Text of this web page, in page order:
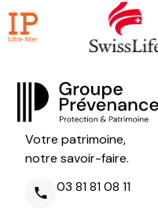
Votre patrimoine,
notre savoir-faire.
03 81 81 08 11